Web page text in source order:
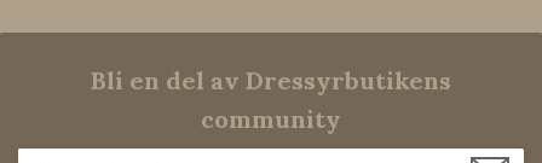
Bli en del av Dressyrbutikens
community